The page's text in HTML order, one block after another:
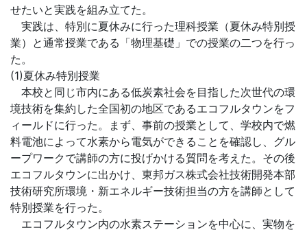
せたいと実践を組み立てた。
実践は、特別に夏休みに行った理科授業（夏休み特別授
業）と通常授業である「物理基礎」での授業の二つを行っ
た。
(1)夏休み特別授業
本校と同じ市内にある低炭素社会を目指した次世代の環
境技術を集約した全国初の地区であるエコフルタウンをフ
ィールドに行った。まず、事前の授業として、学校内で燃
料電池によって水素から電気ができることを確認し、グル
ープワークで講師の方に投げかける質問を考えた。その後
エコフルタウンに出かけ、東邦ガス株式会社技術開発本部
技術研究所環境・新エネルギー技術担当の方を講師として
特別授業を行った。
エコフルタウン内の水素ステーションを中心に、実物を